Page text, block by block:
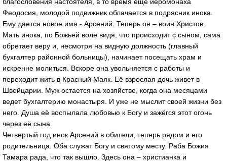
Феодосия, молодой подвижник облачается в подрясник инока.
Ему дается новое имя - Арсений. Теперь он – воин Христов.
Мать инока, по Божьей воле видя, что происходит с сыном, сама
обретает веру и, несмотря на видную должность (главный
бухгалтер районной больницы), начинает посещать храм и
искренне молиться. Вскоре она увольняется с работы и
переходит жить в Красный Маяк. Её взрослая дочь живет в
Швейцарии. Муж остается на хозяйстве, когда она месяцами
ведет бухгалтерию монастыря. И уже не мыслит своей жизни без
него. Душа её воспылала любовью к Богу и зажёгся этот огонь
через её сына.
Четвертый год инок Арсений в обители, теперь рядом и его
родительница. Оба служат Богу и святому месту. Раба Божия
Тамара рада, что так вышло. Здесь она – христианка и